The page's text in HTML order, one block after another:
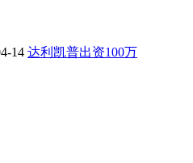
14 达利凯普出资100万